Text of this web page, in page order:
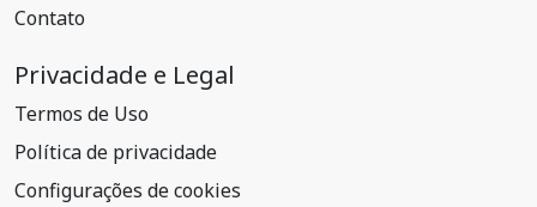
Contato
Privacidade e Legal
Termos de Uso
Política de privacidade
Configurações de cookies